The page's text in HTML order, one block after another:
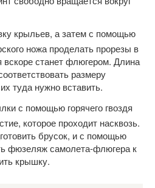
крыльев, а затем с помощью
ножа проделать прорезы в
вскоре станет флюгером. Длина
размеру
туда нужно вставить.
с помощью горячего гвоздя
которое проходит насквозь.
брусок, и с помощью
фюзеляж самолета-флюгера к
крышку.